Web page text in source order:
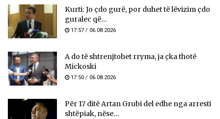
Kurti: Jo çdo gurë, por duhet të lëvizim çdo
guralec që...
17:57 / 06.08.2026
A do të shtrenjtohet rryma, ja çka thotë
Mickoski
17:50 / 06.08.2026
Për 17 ditë Artan Grubi del edhe nga arresti
shtëpiak, nëse...